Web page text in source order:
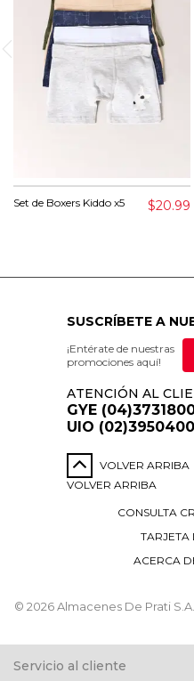
Set de Boxers Kiddo x5 $20.99
SUSCRÍBETE A
¡Entérate de nuestras
promociones aquí!
ATENCIÓN AL
GYE
UIO (02)3950400
VOLVER ARRIBA
VOLVER ARRIBA
Servicio al cliente
CONSULTA
TARJETA
ACERCA
© 2026 Almacenes De Prati